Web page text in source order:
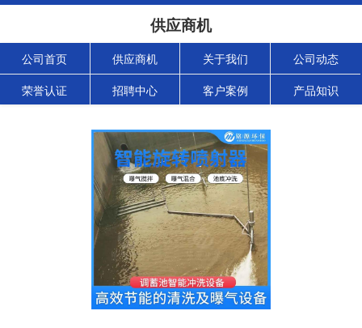
供应商机
公司首页 供应商机 关于我们 公司动态
荣誉认证 招聘中心 客户案例 产品知识